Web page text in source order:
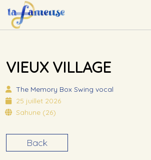
Agenda
Label
VIEUX VILLAGE
The Memory Box Swing vocal
25 juillet 2026
Sahune (26)
Back